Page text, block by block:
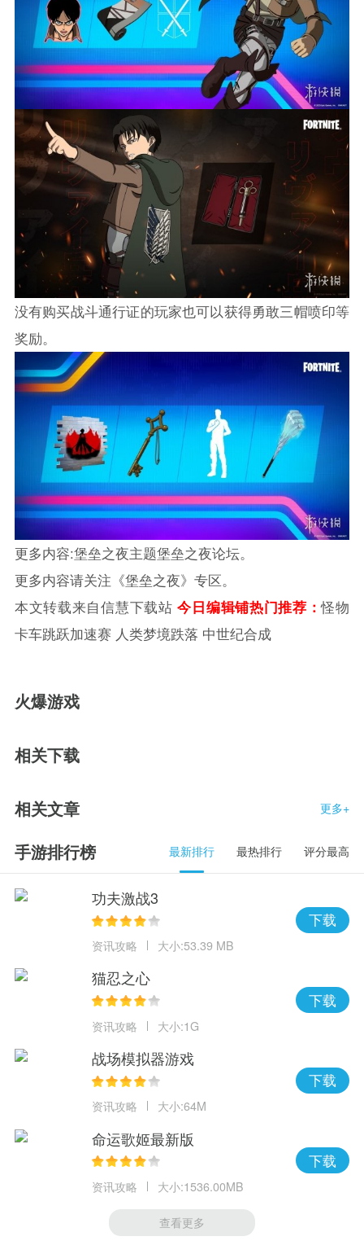
没有购买战斗通行证的玩家也可以获得勇敢三帽喷印等
奖励。
更多内容:堡垒之夜主题堡垒之夜论坛。
更多内容请关注《堡垒之夜》专区。
本文转载来自信慧下载站 今日编辑铺热门推荐：怪物
卡车跳跃加速赛 人类梦境跌落 中世纪合成
火爆游戏
相关下载
相关文章 更多+
手游排行榜 最新排行 最热排行 评分最高
功夫激战3
资讯攻略 大小:53.39 MB
下载
猫忍之心
资讯攻略 大小:1G
下载
战场模拟器游戏
资讯攻略 大小:64M
下载
命运歌姬最新版
资讯攻略 大小:1536.00MB
下载
查看更多